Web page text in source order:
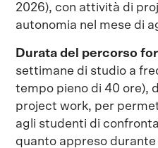
2026), con attività di
autonomia nel mese di
Durata del percorso
settimane di studio a
tempo pieno di 40 ore),
project work, per
agli studenti di
quanto appreso durante